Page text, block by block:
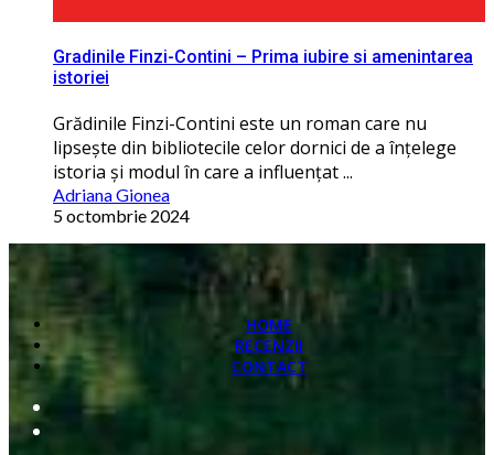
Gradinile Finzi-Contini – Prima iubire si amenintarea
istoriei
Grădinile Finzi-Contini este un roman care nu
lipsește din bibliotecile celor dornici de a înţelege
istoria și modul în care a influenţat ...
Adriana Gionea
5 octombrie 2024
HOME
RECENZII
CONTACT